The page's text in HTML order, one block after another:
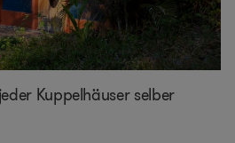
Kuppelhäuser selber